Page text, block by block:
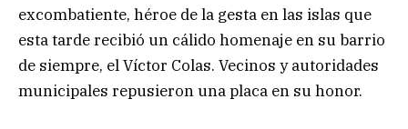
excombatiente, héroe de la gesta en las islas que
esta tarde recibió un cálido homenaje en su barrio
de siempre, el Víctor Colas. Vecinos y autoridades
municipales repusieron una placa en su honor.